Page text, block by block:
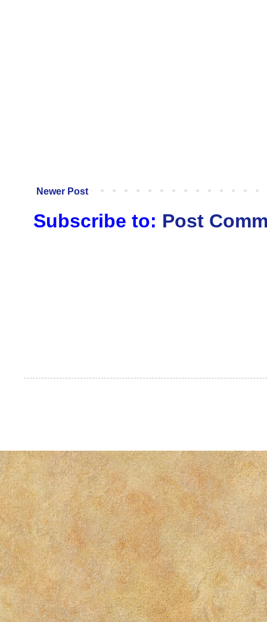
Newer Post
Subscribe to: Post